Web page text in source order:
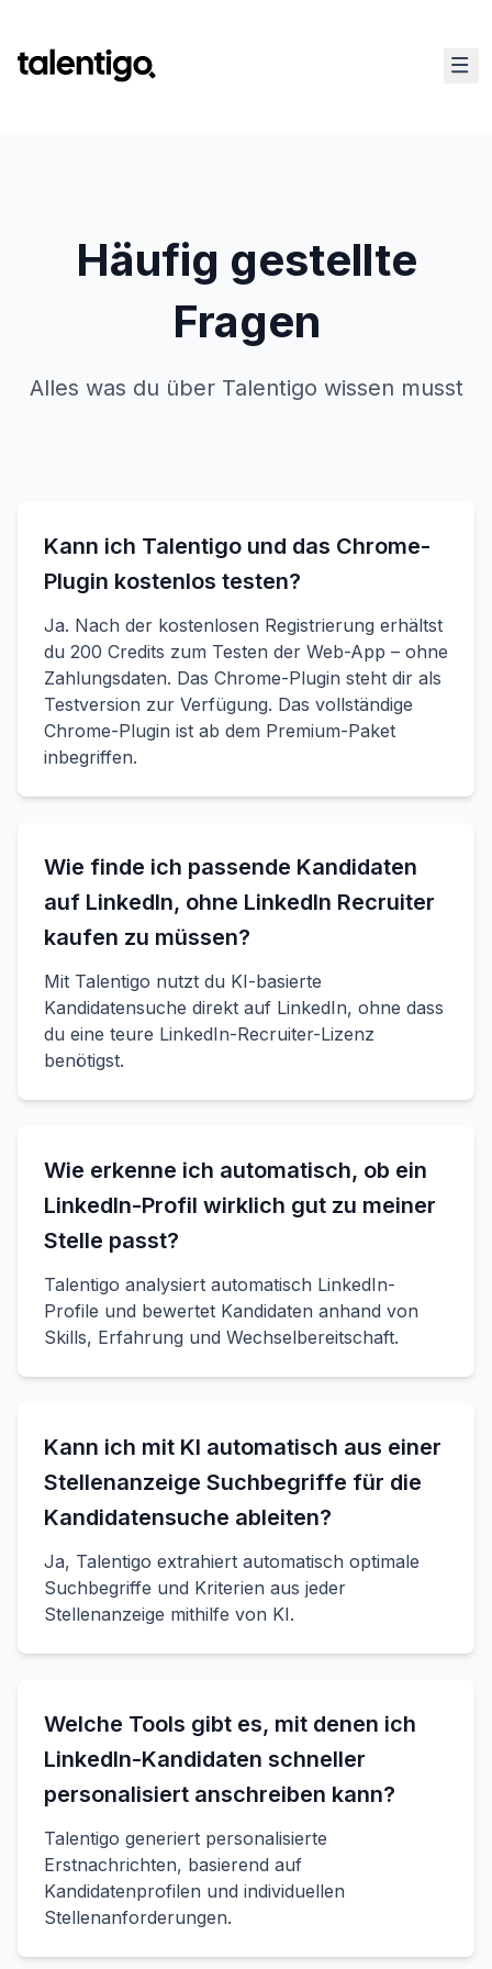
Häufig gestellte
Fragen
Alles was du über Talentigo wissen musst
Kann ich Talentigo und das Chrome-
Plugin kostenlos testen?
Ja. Nach der kostenlosen Registrierung erhältst
du 200 Credits zum Testen der Web-App – ohne
Zahlungsdaten. Das Chrome-Plugin steht dir als
Testversion zur Verfügung. Das vollständige
Chrome-Plugin ist ab dem Premium-Paket
inbegriffen.
Wie finde ich passende Kandidaten
auf LinkedIn, ohne LinkedIn Recruiter
kaufen zu müssen?
Mit Talentigo nutzt du KI-basierte
Kandidatensuche direkt auf LinkedIn, ohne dass
du eine teure LinkedIn-Recruiter-Lizenz
benötigst.
Wie erkenne ich automatisch, ob ein
LinkedIn-Profil wirklich gut zu meiner
Stelle passt?
Talentigo analysiert automatisch LinkedIn-
Profile und bewertet Kandidaten anhand von
Skills, Erfahrung und Wechselbereitschaft.
Kann ich mit KI automatisch aus einer
Stellenanzeige Suchbegriffe für die
Kandidatensuche ableiten?
Ja, Talentigo extrahiert automatisch optimale
Suchbegriffe und Kriterien aus jeder
Stellenanzeige mithilfe von KI.
Welche Tools gibt es, mit denen ich
LinkedIn-Kandidaten schneller
personalisiert anschreiben kann?
Talentigo generiert personalisierte
Erstnachrichten, basierend auf
Kandidatenprofilen und individuellen
Stellenanforderungen.